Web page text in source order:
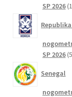
SP 2026
SP 2026
Senegal